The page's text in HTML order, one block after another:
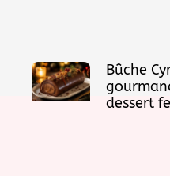
Bûche
dessert